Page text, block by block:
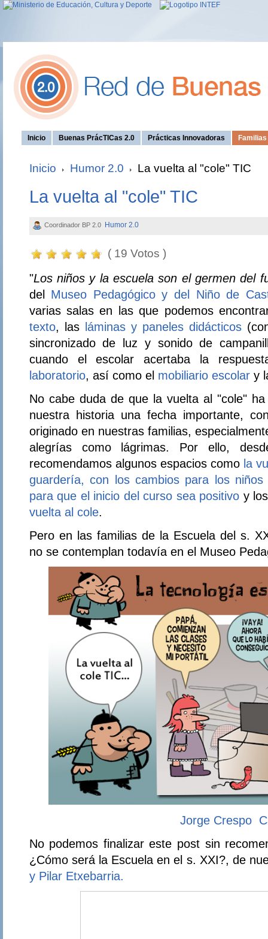
Inicio Buenas PrácTICas 2.0 Prácticas Innovadoras
Inicio Humor 2.0 La vuelta al "cole" TIC
La vuelta al "cole" TIC
Coordinador BP 2.0 Humor 2.0
( 19 Votos )
"Los niños y la escuela son el germen del
del Museo Pedagógico y del Niño de
varias salas en las que podemos
texto, las láminas y paneles didácticos
sincronizado de luz y sonido de
cuando el escolar acertaba la
laboratorio, así como el mobiliario escolary
No cabe duda de que la vuelta al "cole"
nuestra historia una fecha importante,
originado en nuestras familias,
alegrías como lágrimas. Por ello,
recomendamos algunos espacios como la
guardería, con los cambios para los
para que el inicio del curso sea positivo y
vuelta al cole.
Pero en las familias de la Escuela del s.
no se contemplan todavía en el Museo
Jorge Crespo
No podemos finalizar este post sin
¿Cómo será la Escuela en el s. XXI?, de
y Pilar Etxebarria.